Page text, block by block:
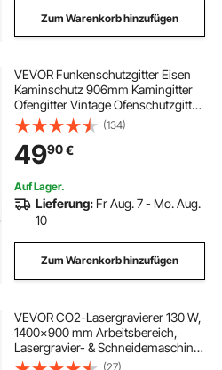
Zum Warenkorb hinzufügen
VEVOR Funkenschutzgitter Eisen
Kaminschutz 906mm Kamingitter
Ofengitter Vintage Ofenschutzgitter
0–40 °C Kaminschutzgitter
Kaminofen Schutzgitter Ofenschirm
Gitter gegen Funkenflug
(134)
4990€
Auf Lager.
Lieferung: Fr Aug. 7 - Mo. Aug.
10
Zum Warenkorb hinzufügen
VEVOR CO2-Lasergravierer 130 W,
1400x900 mm Arbeitsbereich,
Lasergravier- & Schneidemaschine
mit Wasserkühler, 2-Wege-Pass-
(27)